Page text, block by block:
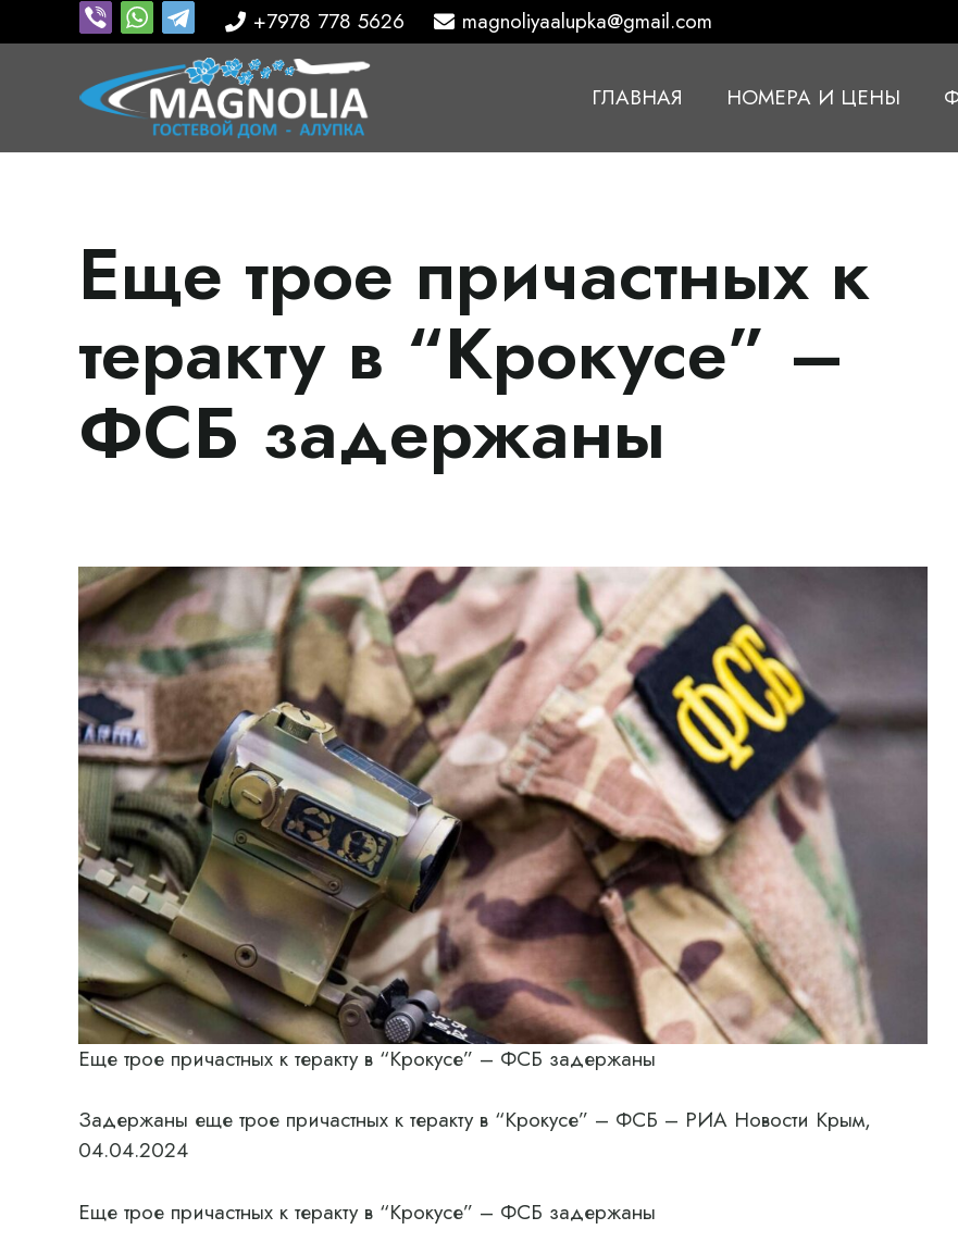
+7978 778 5626 magnoliyaalupka@gmail.com
ГЛАВНАЯ НОМЕРА И ЦЕНЫ
Еще трое причастных к
теракту в “Крокусе” –
ФСБ задержаны
Еще трое причастных к теракту в “Крокусе” – ФСБ задержаны
Задержаны еще трое причастных к теракту в “Крокусе” – ФСБ – РИА Новости Крым,
04.04.2024
Еще трое причастных к теракту в “Крокусе” – ФСБ задержаны